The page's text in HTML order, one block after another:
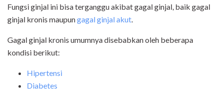
Fungsi ginjal ini bisa terganggu akibat gagal ginjal, baik gagal
ginjal kronis maupungagal ginjal akut.
Gagal ginjal kronis umumnya disebabkan oleh beberapa
kondisi berikut:
Hipertensi
Diabetes